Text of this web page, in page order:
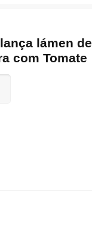
lámen de
com Tomate